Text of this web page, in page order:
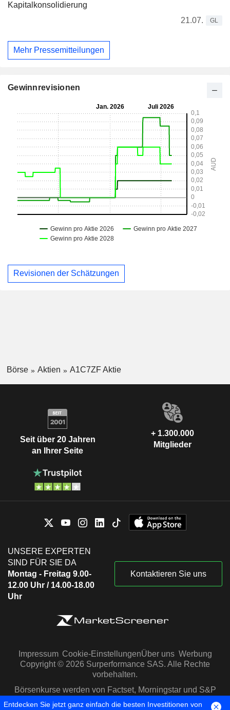
Kapitalkonsolidierung
21.07.
GL
Mehr Pressemitteilungen
Gewinnrevisionen
Revisionen der Schätzungen
Börse Aktien A1C7ZF Aktie
Seit über 20 Jahren
an Ihrer Seite
+ 1.300.000
Mitglieder
UNSERE EXPERTEN
SIND FÜR SIE DA
Montag - Freitag 9.00-
12.00 Uhr / 14.00-18.00
Uhr
Kontaktieren Sie uns
Impressum Cookie-EinstellungenÜber uns Werbung
Copyright © 2026 Surperformance SAS. Alle Rechte
vorbehalten.
Börsenkurse werden von Factset, Morningstar und S&P
Capital IQ zur Verfügung gestellt
Entdecken Sie jetzt ganz einfach die besten Investitionen von